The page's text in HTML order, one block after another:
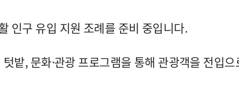
인구 유입 지원 조례를 준비 중입니다.
밭, 문화·관광 프로그램을 통해 관광객을 전입